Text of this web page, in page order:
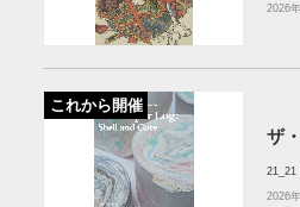
2026
これから開催
ザ
21_21
2026